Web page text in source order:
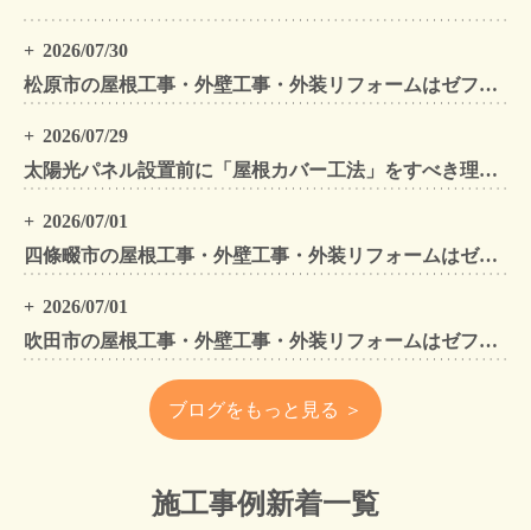
2026/07/30
松原市の屋根工事・外壁工事・外装リフォームはゼファン！松原市内の工事事例もご紹介
2026/07/29
太陽光パネル設置前に「屋根カバー工法」をすべき理由！葺き替えとの違いや費用・雨漏り対策をプロが解説
2026/07/01
四條畷市の屋根工事・外壁工事・外装リフォームはゼファン！四條畷内の工事事例もご紹介
2026/07/01
吹田市の屋根工事・外壁工事・外装リフォームはゼファン！吹田市内の工事事例もご紹介
ブログをもっと見る ＞
施工事例新着一覧